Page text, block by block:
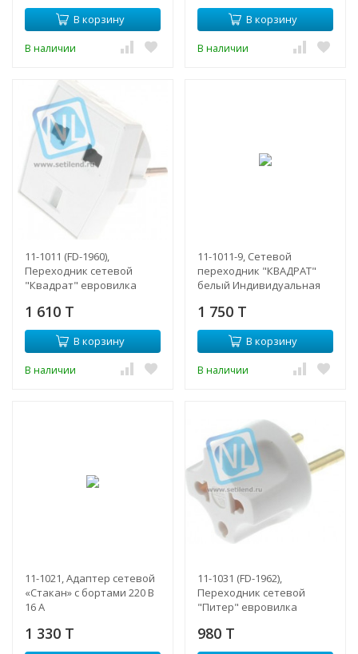
В корзину
В наличии
В корзину
В наличии
11-1011 (FD-1960),
Переходник сетевой
"Квадрат" евровилка
1 610 T
В корзину
В наличии
11-1011-9, Сетевой
переходник "КВАДРАТ"
белый Индивидуальная
1 750 T
В корзину
В наличии
11-1021, Адаптер сетевой
«Стакан» с бортами 220 В
16 А
1 330 T
11-1031 (FD-1962),
Переходник сетевой
"Питер" евровилка
980 T